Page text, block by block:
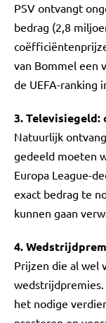
PSV ontvangt
bedrag (2,8
van Bommel een
de UEFA-ranking
3. Televisiegeld:
Natuurlijk
gedeeld moeten
Europa League-
exact bedrag te
kunnen gaan
4.
Prijzen die al wel
wedstrijdpremies.
het nodige